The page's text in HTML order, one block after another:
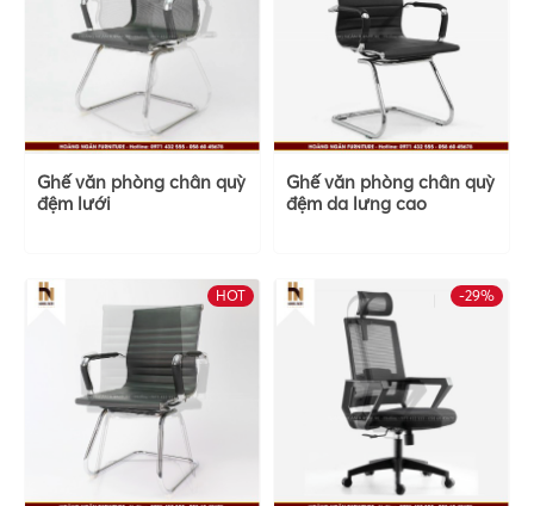
Ghế văn phòng chân quỳ
đệm lưới
Ghế văn phòng chân quỳ
đệm da lưng cao
HOT -29%